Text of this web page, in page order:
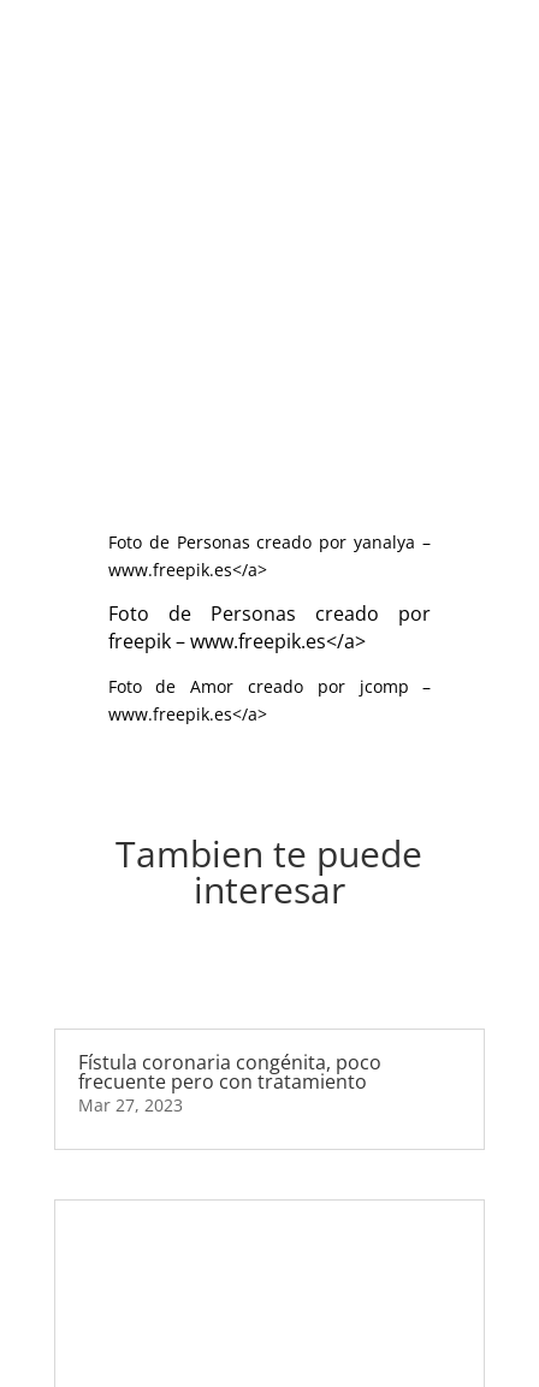
Foto de Personas creado por yanalya –
www.freepik.es</a>
Foto de Personas creado por
freepik – www.freepik.es</a>
Foto de Amor creado por jcomp –
www.freepik.es</a>
Tambien te puede
interesar
Fístula coronaria congénita, poco
frecuente pero con tratamiento
Mar 27, 2023